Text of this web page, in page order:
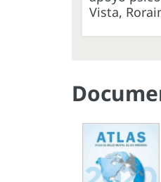
Vista,